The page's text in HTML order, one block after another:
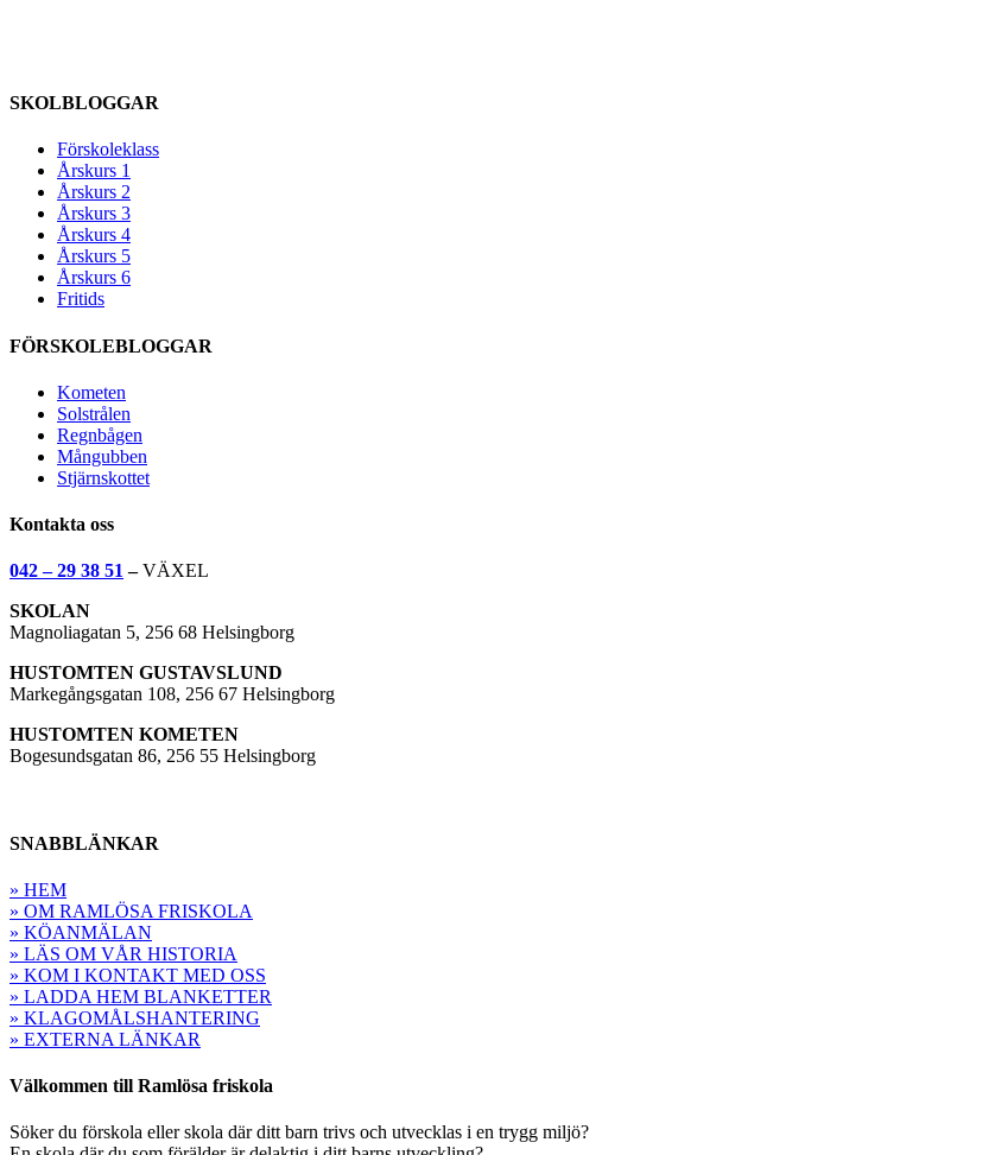
SKOLBLOGGAR
Förskoleklass
Årskurs 1
Årskurs 2
Årskurs 3
Årskurs 4
Årskurs 5
Årskurs 6
Fritids
FÖRSKOLEBLOGGAR
Kometen
Solstrålen
Regnbågen
Mångubben
Stjärnskottet
Kontakta oss
042 – 29 38 51–VÄXEL
SKOLAN
Magnoliagatan 5, 256 68 Helsingborg
HUSTOMTEN GUSTAVSLUND
Markegångsgatan 108, 256 67 Helsingborg
HUSTOMTEN KOMETEN
Bogesundsgatan 86, 256 55 Helsingborg
SNABBLÄNKAR
» HEM
» OM RAMLÖSA FRISKOLA
» KÖANMÄLAN
» LÄS OM VÅR HISTORIA
» KOM I KONTAKT MED OSS
» LADDA HEM BLANKETTER
» KLAGOMÅLSHANTERING
» EXTERNA LÄNKAR
Välkommen till Ramlösa friskola
Söker du förskola eller skola där ditt barn trivs och utvecklas i en trygg miljö?